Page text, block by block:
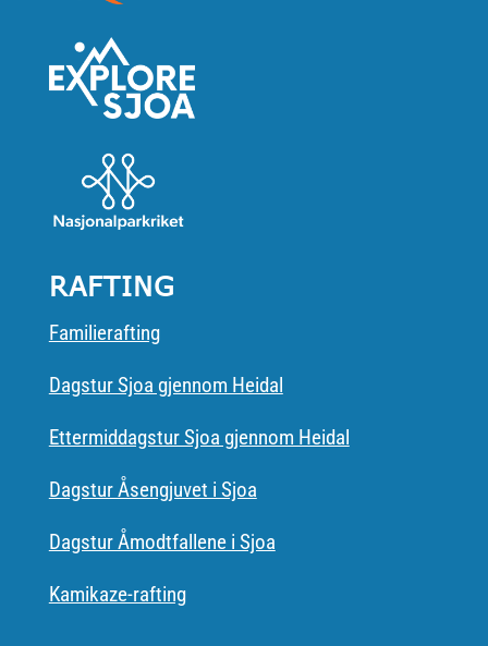
RAFTING
Familierafting
Dagstur Sjoa gjennom Heidal
Ettermiddagstur Sjoa gjennom Heidal
Dagstur Åsengjuvet i Sjoa
Dagstur Åmodtfallene i Sjoa
Kamikaze-rafting